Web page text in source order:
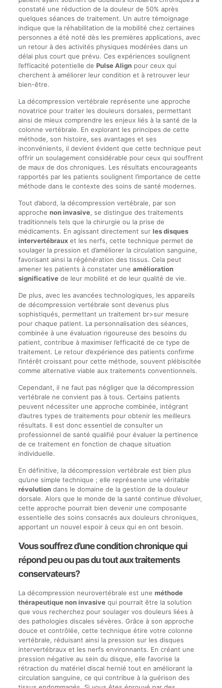
constaté une réduction de la douleur de 50% après
quelques séances de traitement. Un autre témoignage
indique que la réhabilitation de la mobilité chez certaines
personnes a été noté dès les premières applications, avec
un retour à des activités physiques modérées dans un
délai plus court que prévu. Ces expériences soulignent
l’efficacité potentielle de Pulse Alignpour ceux qui
cherchent à améliorer leur condition et à retrouver leur
bien-être.
La décompression vertébrale représente une approche
novatrice pour traiter les douleurs dorsales, permettant
ainsi de mieux comprendre les enjeux liés à la santé de la
colonne vertébrale. En explorant les principes de cette
méthode, son histoire, ses avantages et ses
inconvénients, il devient évident que cette technique peut
offrir un soulagement considérable pour ceux qui souffrent
de maux de dos chroniques. Les résultats encourageants
rapportés par les patients soulignent l’importance de cette
méthode dans le contexte des soins de santé modernes.
Tout d’abord, la décompression vertébrale, par son
approche non invasive, se distingue des traitements
traditionnels tels que la chirurgie ou la prise de
médicaments. En agissant directement sur les disques
intervertébrauxet les nerfs, cette technique permet de
soulager la pression et d’améliorer la circulation sanguine,
favorisant ainsi la régénération des tissus. Cela peut
amener les patients à constater une amélioration
significativede leur mobilité et de leur qualité de vie.
De plus, avec les avancées technologiques, les appareils
de décompression vertébrale sont devenus plus
sophistiqués, permettant un traitement br>sur mesure
pour chaque patient. La personnalisation des séances,
combinée à une évaluation rigoureuse des besoins du
patient, contribue à maximiser l’efficacité de ce type de
traitement. Le retour d’expérience des patients confirme
l’intérêt croissant pour cette méthode, souvent plébiscitée
comme alternative viable aux traitements conventionnels.
Cependant, il ne faut pas négliger que la décompression
vertébrale ne convient pas à tous. Certains patients
peuvent nécessiter une approche combinée, intégrant
d’autres types de traitements pour obtenir les meilleurs
résultats. Il est donc essentiel de consulter un
professionnel de santé qualifié pour évaluer la pertinence
de ce traitement en fonction de chaque situation
individuelle.
En définitive, la décompression vertébrale est bien plus
qu’une simple technique ; elle représente une véritable
révolutiondans le domaine de la gestion de la douleur
dorsale. Alors que le monde de la santé continue d’évoluer,
cette approche pourrait bien devenir une composante
essentielle des soins consacrés aux douleurs chroniques,
apportant un nouvel espoir à ceux qui en ont besoin.
Vous souffrez d’une condition chronique qui
répond peu ou pas du tout aux traitements
conservateurs?
La décompression neurovertébrale est une méthode
thérapeutique non invasivequi pourrait être la solution
que vous recherchez pour soulager vos douleurs liées à
des pathologies discales sévères. Grâce à son approche
douce et contrôlée, cette technique étire votre colonne
vertébrale, réduisant ainsi la pression sur les disques
intervertébraux et les nerfs environnants. En créant une
pression négative au sein du disque, elle favorise la
rétraction du matériel discal hernié tout en améliorant la
circulation sanguine, ce qui contribue à la guérison des